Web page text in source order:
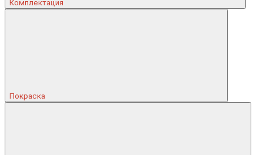
Комплектация
Покраска